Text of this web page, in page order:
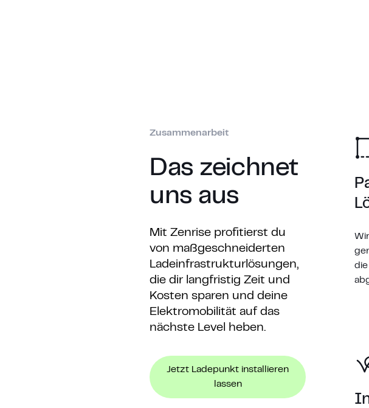
Zusammenarbeit
Das zeichnet
uns aus
Mit Zenrise profitierst du
von maßgeschneiderten
Ladeinfrastrukturlösungen,
die dir langfristig Zeit und
Kosten sparen und deine
Elektromobilität auf das
nächste Level heben.
Jetzt Ladepunkt installieren
lassen